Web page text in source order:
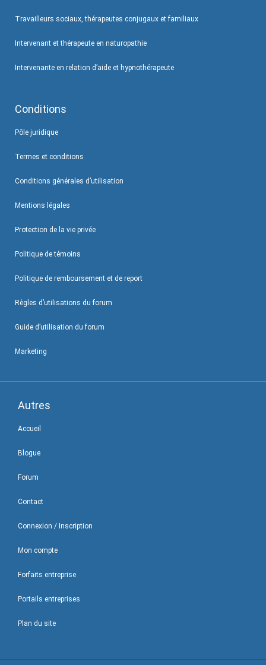
Travailleurs sociaux, thérapeutes conjugaux et familiaux
Intervenant et thérapeute en naturopathie
Intervenante en relation d’aide et hypnothérapeute
Conditions
Pôle juridique
Termes et conditions
Conditions générales d’utilisation
Mentions légales
Protection de la vie privée
Politique de témoins
Politique de remboursement et de report
Règles d’utilisations du forum
Guide d’utilisation du forum
Marketing
Autres
Accueil
Blogue
Forum
Contact
Connexion / Inscription
Mon compte
Forfaits entreprise
Portails entreprises
Plan du site